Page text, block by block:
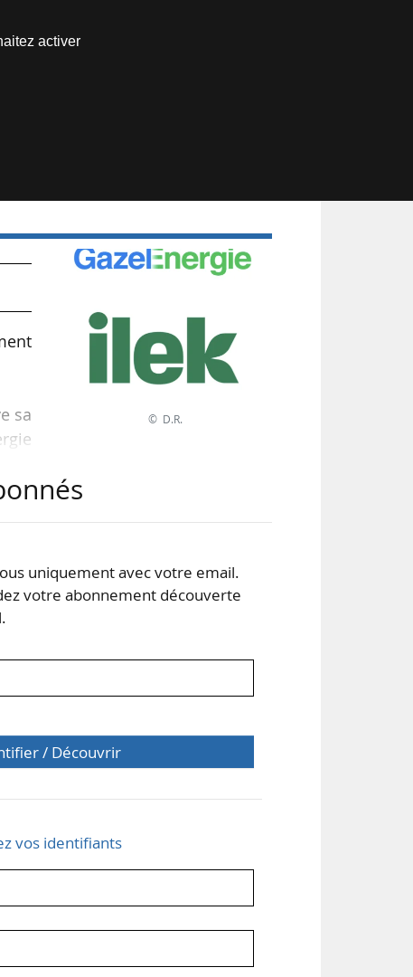
sa
la
© D.R.
uniquement avec votre email.
votre abonnement découverte
/ Découvrir
vos identifiants
activer